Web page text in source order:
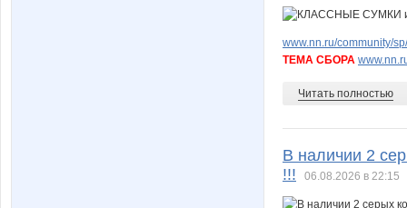
www.nn.ru/community/
ТЕМА СБОРА
Читать полностью
В наличии 2
!!!
06.08.2026 в 22:15